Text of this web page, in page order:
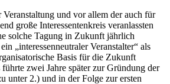
Veranstaltung und vor allem der auch für
große Interessentenkreis veranlassten
solche Tagung in Zukunft jährlich
„interessenneutraler Veranstalter“ als
Basis für die Zukunft
zwei Jahre später zur Gründung der
unter 2.) und in der Folge zur ersten